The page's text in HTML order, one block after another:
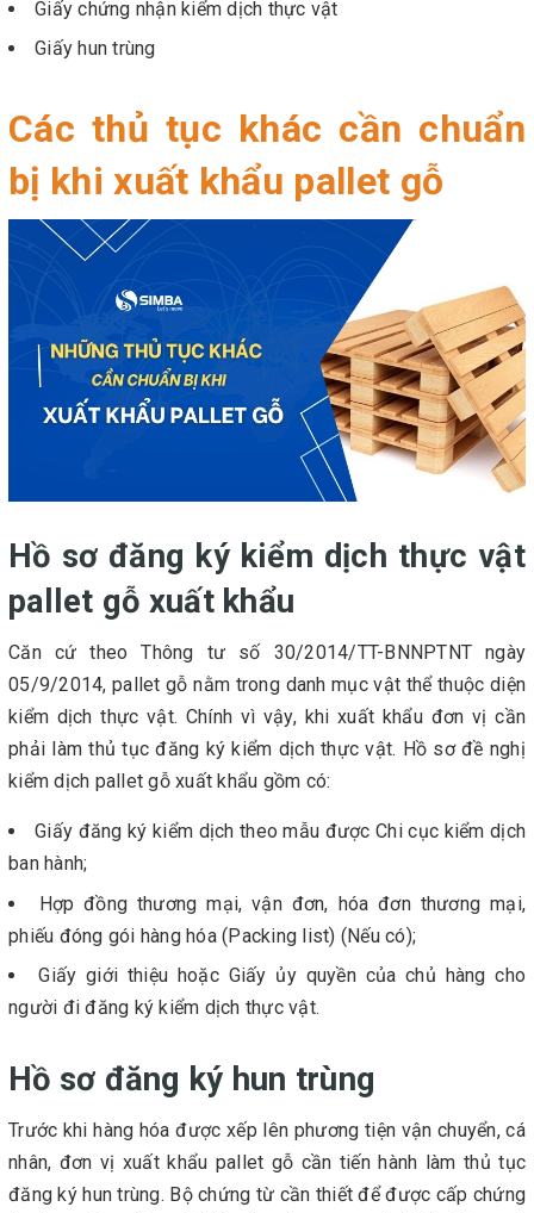
Giấy chứng nhận kiểm dịch thực vật
Giấy hun trùng
Các thủ tục khác cần chuẩn
bị khi xuất khẩu pallet gỗ
Hồ sơ đăng ký kiểm dịch thực vật
pallet gỗ xuất khẩu
Căn cứ theo Thông tư số 30/2014/TT-BNNPTNT ngày
05/9/2014, pallet gỗ nằm trong danh mục vật thể thuộc diện
kiểm dịch thực vật. Chính vì vậy, khi xuất khẩu đơn vị cần
phải làm thủ tục đăng ký kiểm dịch thực vật. Hồ sơ đề nghị
kiểm dịch pallet gỗ xuất khẩu gồm có:
Giấy đăng ký kiểm dịch theo mẫu được Chi cục kiểm dịch
ban hành;
Hợp đồng thương mại, vận đơn, hóa đơn thương mại,
phiếu đóng gói hàng hóa (Packing list) (Nếu có);
Giấy giới thiệu hoặc Giấy ủy quyền của chủ hàng cho
người đi đăng ký kiểm dịch thực vật.
Hồ sơ đăng ký hun trùng
Trước khi hàng hóa được xếp lên phương tiện vận chuyển, cá
nhân, đơn vị xuất khẩu pallet gỗ cần tiến hành làm thủ tục
đăng ký hun trùng. Bộ chứng từ cần thiết để được cấp chứng